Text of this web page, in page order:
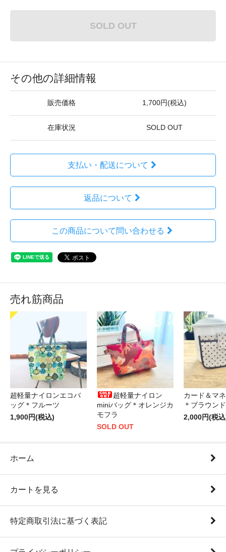
SOLD OUT
その他の詳細情報
販売価格 1,700円(税込)
在庫状況 SOLD OUT
支払い・配送について
返品について
この商品について問い合わせる
売れ筋商品
超軽量ナイロンエコバ
ッグ＊フルーツ
1,900円(税込)
超軽量ナイロン
miniバッグ＊オレンジカ
モフラ
SOLD OUT
カード＆マ
＊ブラウン
2,000円(税
ホーム
カートを見る
特定商取引法に基づく表記